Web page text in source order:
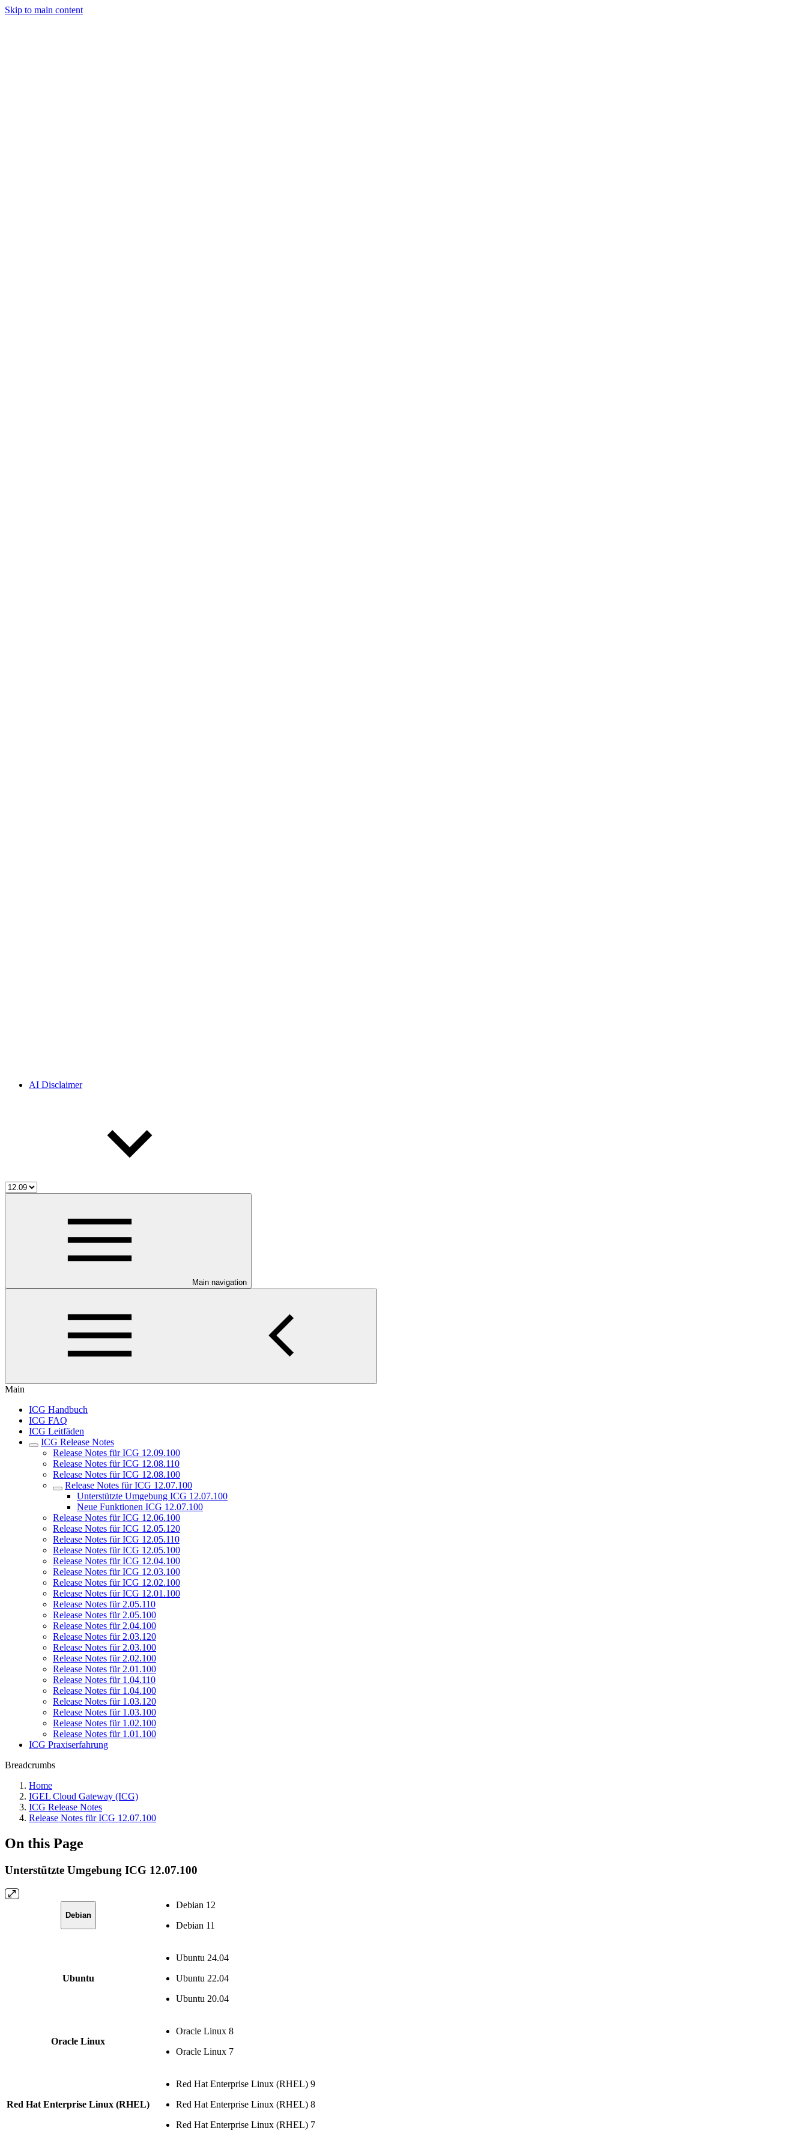
Skip to main content
AI Disclaimer
Main navigation
Main
ICG Handbuch
ICG FAQ
ICG Leitfäden
ICG Release Notes
Release Notes für ICG 12.09.100
Release Notes für ICG 12.08.110
Release Notes für ICG 12.08.100
Release Notes für ICG 12.07.100
Unterstützte Umgebung ICG 12.07.100
Neue Funktionen ICG 12.07.100
Release Notes für ICG 12.06.100
Release Notes für ICG 12.05.120
Release Notes für ICG 12.05.110
Release Notes für ICG 12.05.100
Release Notes für ICG 12.04.100
Release Notes für ICG 12.03.100
Release Notes für ICG 12.02.100
Release Notes für ICG 12.01.100
Release Notes für 2.05.110
Release Notes für 2.05.100
Release Notes für 2.04.100
Release Notes für 2.03.120
Release Notes für 2.03.100
Release Notes für 2.02.100
Release Notes für 2.01.100
Release Notes für 1.04.110
Release Notes für 1.04.100
Release Notes für 1.03.120
Release Notes für 1.03.100
Release Notes für 1.02.100
Release Notes für 1.01.100
ICG Praxiserfahrung
Breadcrumbs
Home
IGEL Cloud Gateway (ICG)
ICG Release Notes
Release Notes für ICG 12.07.100
On this Page
Unterstützte Umgebung ICG 12.07.100
Debian
Debian 12
Debian 11
Ubuntu
Ubuntu 24.04
Ubuntu 22.04
Ubuntu 20.04
Oracle Linux
Oracle Linux 8
Oracle Linux 7
Red Hat Enterprise Linux (RHEL)
Red Hat Enterprise Linux (RHEL) 9
Red Hat Enterprise Linux (RHEL) 8
Red Hat Enterprise Linux (RHEL) 7